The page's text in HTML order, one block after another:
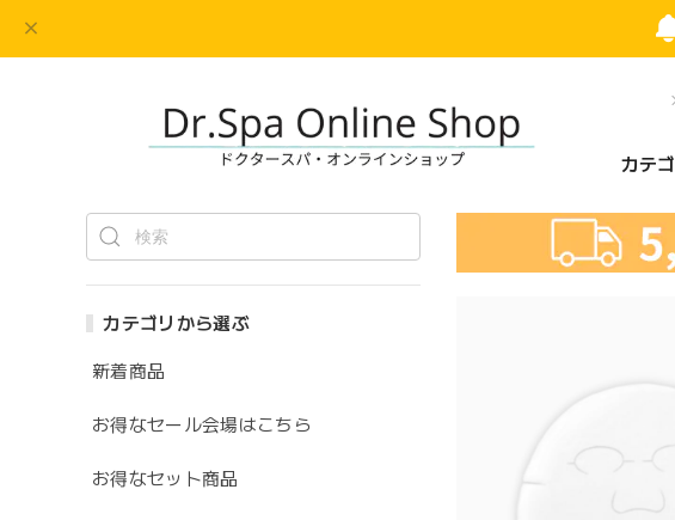
カテ
カテゴリから選ぶ
新着商品
お得なセール会場はこちら
お得なセット商品